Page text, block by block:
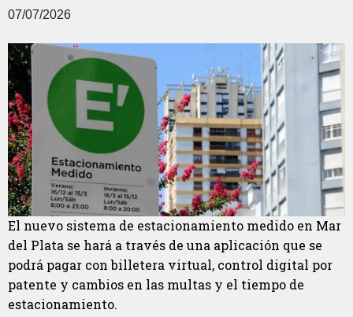
07/07/2026
El nuevo sistema de estacionamiento medido en Mar
del Plata se hará a través de una aplicación que se
podrá pagar con billetera virtual, control digital por
patente y cambios en las multas y el tiempo de
estacionamiento.